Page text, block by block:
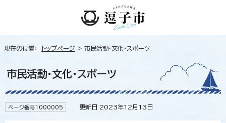
現在の位置： トップページ > 市民活動・文化・スポーツ
市民活動・文化・スポーツ
ページ番号1000005 更新日 2023年12月13日